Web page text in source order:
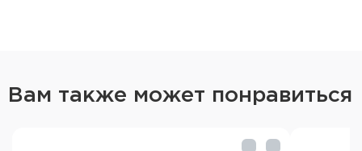
Вам также может понравиться